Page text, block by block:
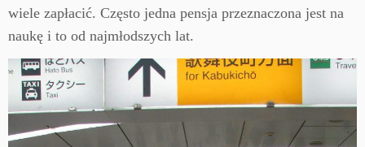
wiele zapłacić. Często jedna pensja przeznaczona jest na
naukę i to od najmłodszych lat.